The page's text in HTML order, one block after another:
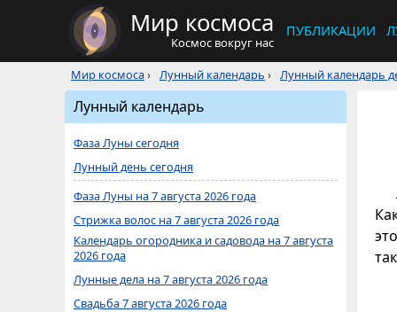
Мир космоса
Космос вокруг нас
ПУБЛИКАЦИИ
Мир космоса› Лунный календарь › Лунный календарь
Лунный календарь
Фаза Луны сегодня
Лунный день сегодня
Фаза Луны на 7 августа 2026 года
Стрижка волос на 7 августа 2026 года
Календарь огородника и садовода на 7 августа
2026 года
Лунные дела на 7 августа 2026 года
Свадьба 7 августа 2026 года